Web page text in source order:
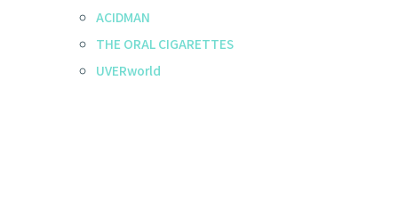
ACIDMAN
THE ORAL CIGARETTES
UVERworld